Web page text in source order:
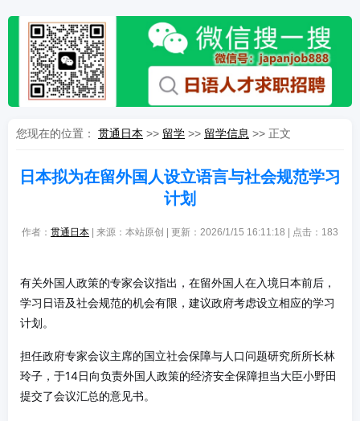
您现在的位置： 贯通日本 >> 留学 >> 留学信息 >> 正文
日本拟为在留外国人设立语言与社会规范学习
计划
作者： 贯通日本 | 来源：本站原创 | 更新：2026/1/15 16:11:18 | 点击： 183
有关外国人政策的专家会议指出，在留外国人在入境日本前后，
学习日语及社会规范的机会有限，建议政府考虑设立相应的学习
计划。
担任政府专家会议主席的国立社会保障与人口问题研究所所长林
玲子，于14日向负责外国人政策的经济安全保障担当大臣小野田
提交了会议汇总的意见书。